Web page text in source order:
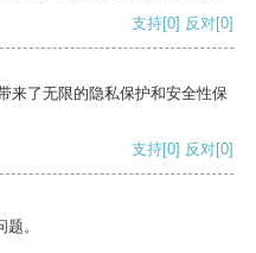
支持[0] 反对[0]
来了无限的隐私保护和安全性保
支持[0] 反对[0]
。